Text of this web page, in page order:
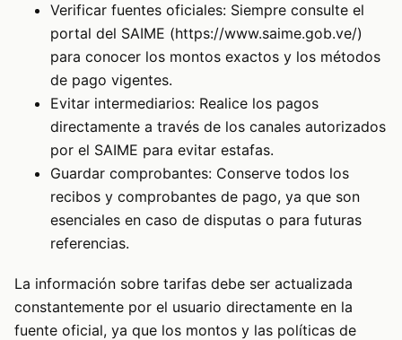
Verificar fuentes oficiales: Siempre consulte el
portal del SAIME (https://www.saime.gob.ve/)
para conocer los montos exactos y los métodos
de pago vigentes.
Evitar intermediarios: Realice los pagos
directamente a través de los canales autorizados
por el SAIME para evitar estafas.
Guardar comprobantes: Conserve todos los
recibos y comprobantes de pago, ya que son
esenciales en caso de disputas o para futuras
referencias.
La información sobre tarifas debe ser actualizada
constantemente por el usuario directamente en la
fuente oficial, ya que los montos y las políticas de